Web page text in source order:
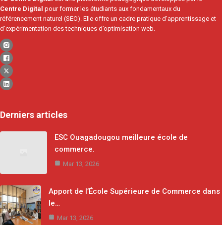
Centre Digital pour former les étudiants aux fondamentaux du
référencement naturel (SEO). Elle offre un cadre pratique d’apprentissage et
d’expérimentation des techniques d’optimisation web.
Derniers articles
ESC Ouagadougou meilleure école de
commerce.
Mar 13, 2026
Apport de l’École Supérieure de Commerce dans
le…
Mar 13, 2026